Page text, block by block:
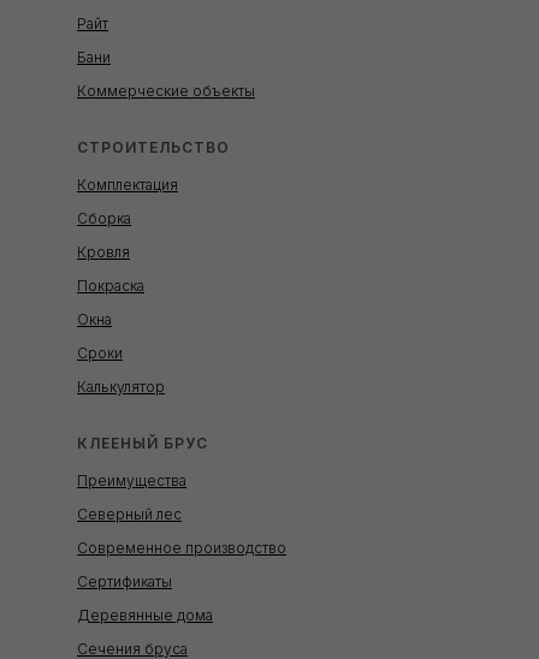
Райт
Бани
Коммерческие объекты
СТРОИТЕЛЬСТВО
Комплектация
Сборка
Кровля
Покраска
Окна
Сроки
Калькулятор
КЛЕЕНЫЙ БРУС
Преимущества
Северный лес
Современное производство
Сертификаты
Деревянные дома
Сечения бруса